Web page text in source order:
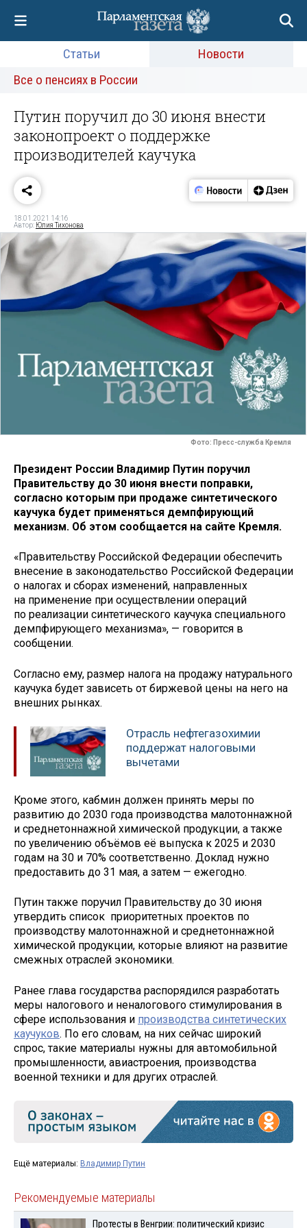
Статьи
Новости
Все о пенсиях в России
Путин поручил до 30 июня внести
законопроект о поддержке
производителей каучука
18.01.2021 14:16
Автор: Юлия Тихонова
Фото: Пресс-служба Кремля
Президент России Владимир Путин поручил
Правительству до 30 июня внести поправки,
согласно которым при продаже синтетического
каучука будет применяться демпфирующий
механизм. Об этом сообщается на сайте Кремля.
«Правительству Российской Федерации обеспечить
внесение в законодательство Российской Федерации
о налогах и сборах изменений, направленных
на применение при осуществлении операций
по реализации синтетического каучука специального
демпфирующего механизма», — говорится в
сообщении.
Согласно ему, размер налога на продажу натурального
каучука будет зависеть от биржевой цены на него на
внешних рынках.
Отрасль нефтегазохимии
поддержат налоговыми
вычетами
Кроме этого, кабмин должен принять меры по
развитию до 2030 года производства малотоннажной
и среднетоннажной химической продукции, а также
по увеличению объёмов её выпуска к 2025 и 2030
годам на 30 и 70% соответственно. Доклад нужно
предоставить до 31 мая, а затем — ежегодно.
Путин также поручил Правительству до 30 июня
утвердить список приоритетных проектов по
производству малотоннажной и среднетоннажной
химической продукции, которые влияют на развитие
смежных отраслей экономики.
Ранее глава государства распорядился разработать
меры налогового и неналогового стимулирования в
сфере использования и производства синтетических
каучуков. По его словам, на них сейчас широкий
спрос, такие материалы нужны для автомобильной
промышленности, авиастроения, производства
военной техники и для других отраслей.
Ещё материалы: Владимир Путин
Рекомендуемые материалы
Протесты в Венгрии: политический кризис